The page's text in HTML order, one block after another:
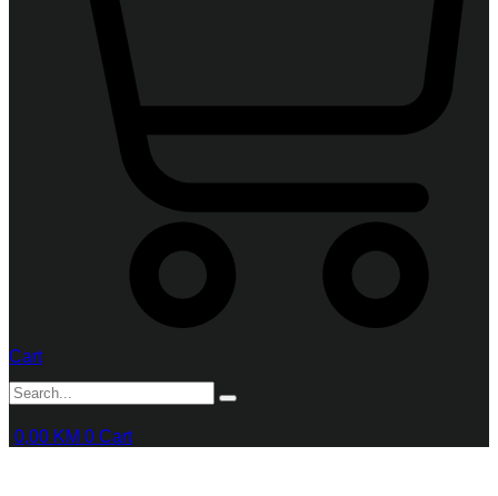
Cart
0,00 KM 0 Cart